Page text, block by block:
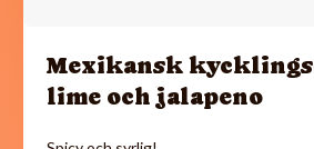
Mexikansk
lime och jalapeno